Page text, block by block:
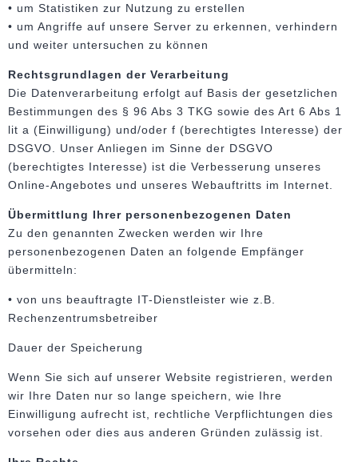
• um Statistiken zur Nutzung zu erstellen
• um Angriffe auf unsere Server zu erkennen, verhindern
und weiter untersuchen zu können
Rechtsgrundlagen der Verarbeitung
Die Datenverarbeitung erfolgt auf Basis der gesetzlichen
Bestimmungen des § 96 Abs 3 TKG sowie des Art 6 Abs 1
lit a (Einwilligung) und/oder f (berechtigtes Interesse) der
DSGVO. Unser Anliegen im Sinne der DSGVO
(berechtigtes Interesse) ist die Verbesserung unseres
Online-Angebotes und unseres Webauftritts im Internet.
Übermittlung Ihrer personenbezogenen Daten
Zu den genannten Zwecken werden wir Ihre
personenbezogenen Daten an folgende Empfänger
übermitteln:
• von uns beauftragte IT-Dienstleister wie z.B.
Rechenzentrumsbetreiber
Dauer der Speicherung
Wenn Sie sich auf unserer Website registrieren, werden
wir Ihre Daten nur so lange speichern, wie Ihre
Einwilligung aufrecht ist, rechtliche Verpflichtungen dies
vorsehen oder dies aus anderen Gründen zulässig ist.